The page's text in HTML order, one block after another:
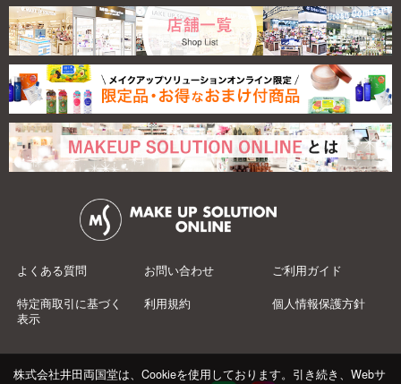
よくある質問 お問い合わせ ご利用ガイド
特定商取引に基づく
表示
利用規約 個人情報保護方針
株式会社井田両国堂は、Cookieを使用しております。引き続き、Webサ